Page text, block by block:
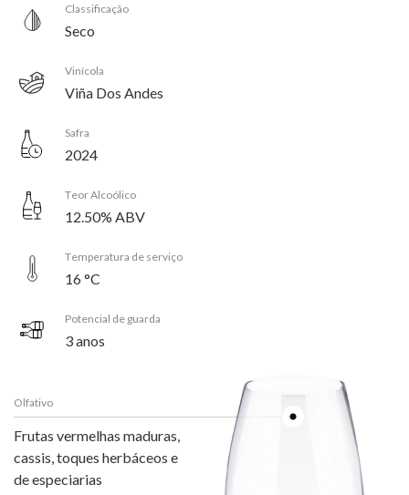
Classificação
Seco
Vinícola
Viña Dos Andes
Safra
2024
Teor Alcoólico
12.50% ABV
Temperatura de serviço
16 °C
Potencial de guarda
3 anos
Olfativo
Frutas vermelhas maduras,
cassis, toques herbáceos e
de especiarias